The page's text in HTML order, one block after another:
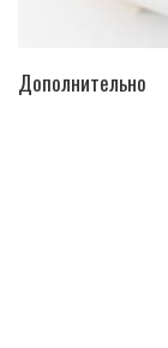
Дополнительно